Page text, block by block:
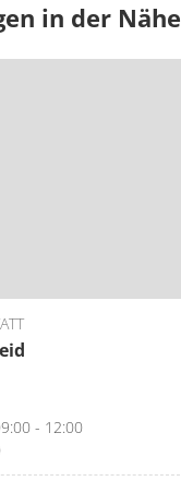
in der Nähe
- 12:00